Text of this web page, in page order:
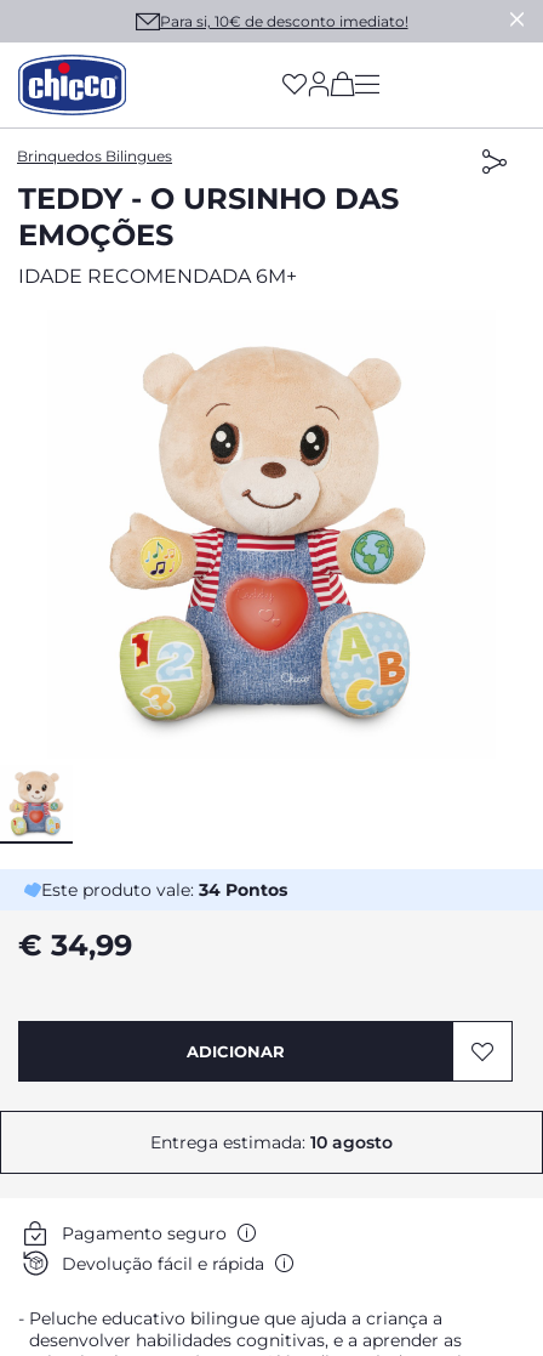
Para si, 10€ de desconto imediato!
(has more options
Brinquedos Bilingues
TEDDY - O URSINHO DAS
EMOÇÕES
IDADE RECOMENDADA 6M+
Este produto vale: 34 Pontos
€ 34,99
ADICIONAR
Entrega estimada: 10 agosto
Pagamento seguro
Devolução fácil e rápida
Peluche educativo bilingue que ajuda a criança a
desenvolver habilidades cognitivas, e a aprender as